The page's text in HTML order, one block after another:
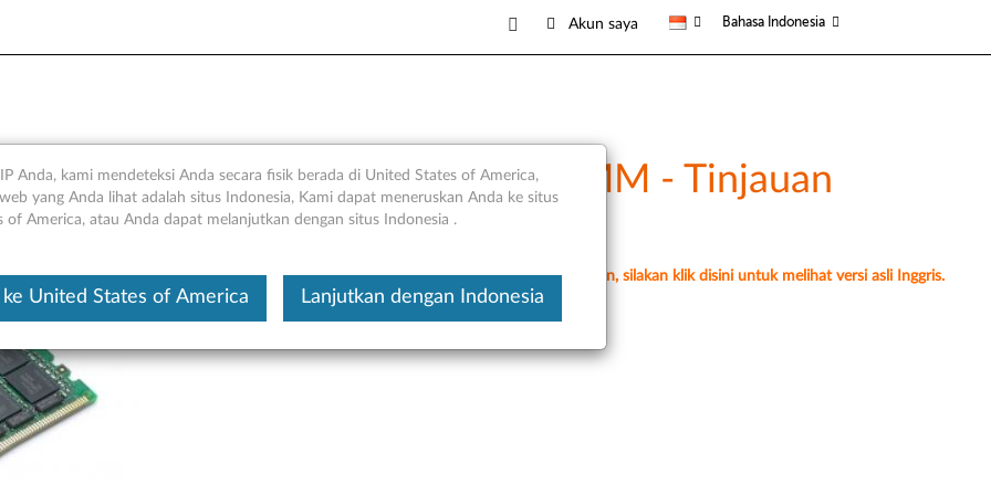
Akun saya Bahasa Indonesia
2133Mhz ECC LRDIMM/ RDIMM - Tinjauan
Ini merupakan artikel terjemahan mesin, silakan klik disini untuk melihat versi asli Inggris.
Anda, kami mendeteksi Anda secara fisik berada di United States of America,
yang Anda lihat adalah situs Indonesia, Kami dapat meneruskan Anda ke situs
of America, atau Anda dapat melanjutkan dengan situs Indonesia .
ke United States of America Lanjutkan dengan Indonesia